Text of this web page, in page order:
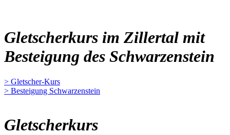
Gletscherkurs im Zillertal mit
Besteigung des Schwarzenstein
> Gletscher-Kurs
> Besteigung Schwarzenstein
Gletscherkurs